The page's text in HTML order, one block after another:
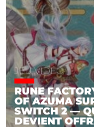
JEU VIDÉO
RUNE
OF AZUMA
SWITCH 2 —
DEVIENT